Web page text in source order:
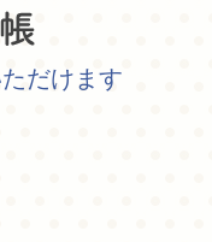
だけます